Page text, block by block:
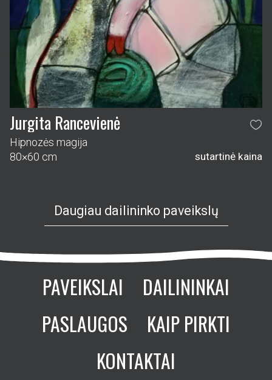
Jurgita Rancevienė
Hipnozės magija
80×60 cm
sutartinė kaina
Daugiau dailininko paveikslų
PAVEIKSLAI
DAILININKAI
PASLAUGOS
KAIP PIRKTI
KONTAKTAI